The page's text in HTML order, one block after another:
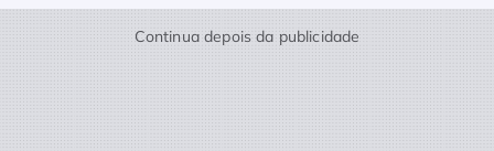
Continua depois da publicidade